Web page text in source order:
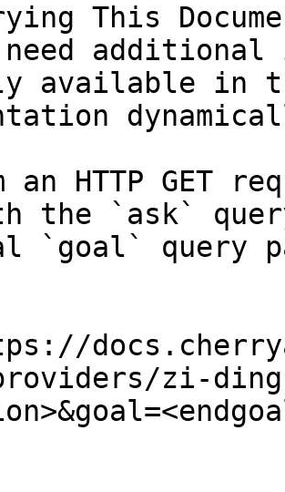
This
available in
an HTTP GET
the `ask`
`goal` query
zi-